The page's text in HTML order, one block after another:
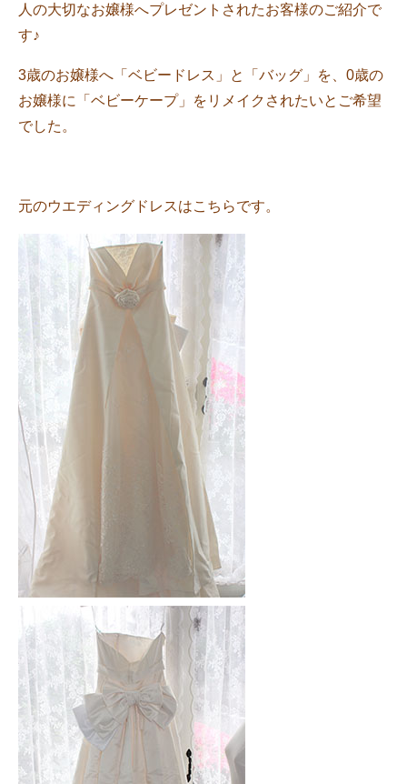
人の大切なお嬢様へプレゼントされたお客様のご紹介で
す♪
3歳のお嬢様へ「ベビードレス」と「バッグ」を、0歳の
お嬢様に「ベビーケープ」をリメイクされたいとご希望
でした。
元のウエディングドレスはこちらです。